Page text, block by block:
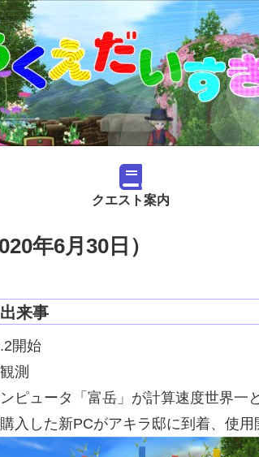
クエスト案内
年6月30日）
来事
開始
測
ピュータ「富岳」が計算速度世界一
入した新PCがアキラ邸に到着、使用